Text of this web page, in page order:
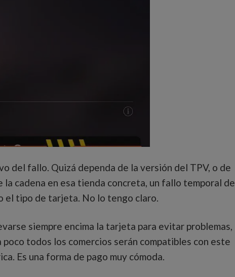
del fallo. Quizá dependa de la versión del TPV, o de
la cadena en esa tienda concreta, un fallo temporal de
el tipo de tarjeta. No lo tengo claro.
siempre encima la tarjeta para evitar problemas,
poco todos los comercios serán compatibles con este
Es una forma de pago muy cómoda.